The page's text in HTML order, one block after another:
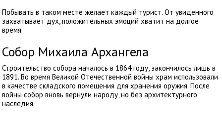
Побывать в таком месте желает каждый турист. От увиденного
захватывает дух, положительных эмоций хватит на долгое
время.
Собор Михаила Архангела
Строительство собора началось в 1864 году, закончилось лишь в
1891. Во время Великой Отечественной войны храм использовали
в качестве складского помещения для хранения оружия. После
войны собор вновь вернули народу, но без архитектурного
наследия.